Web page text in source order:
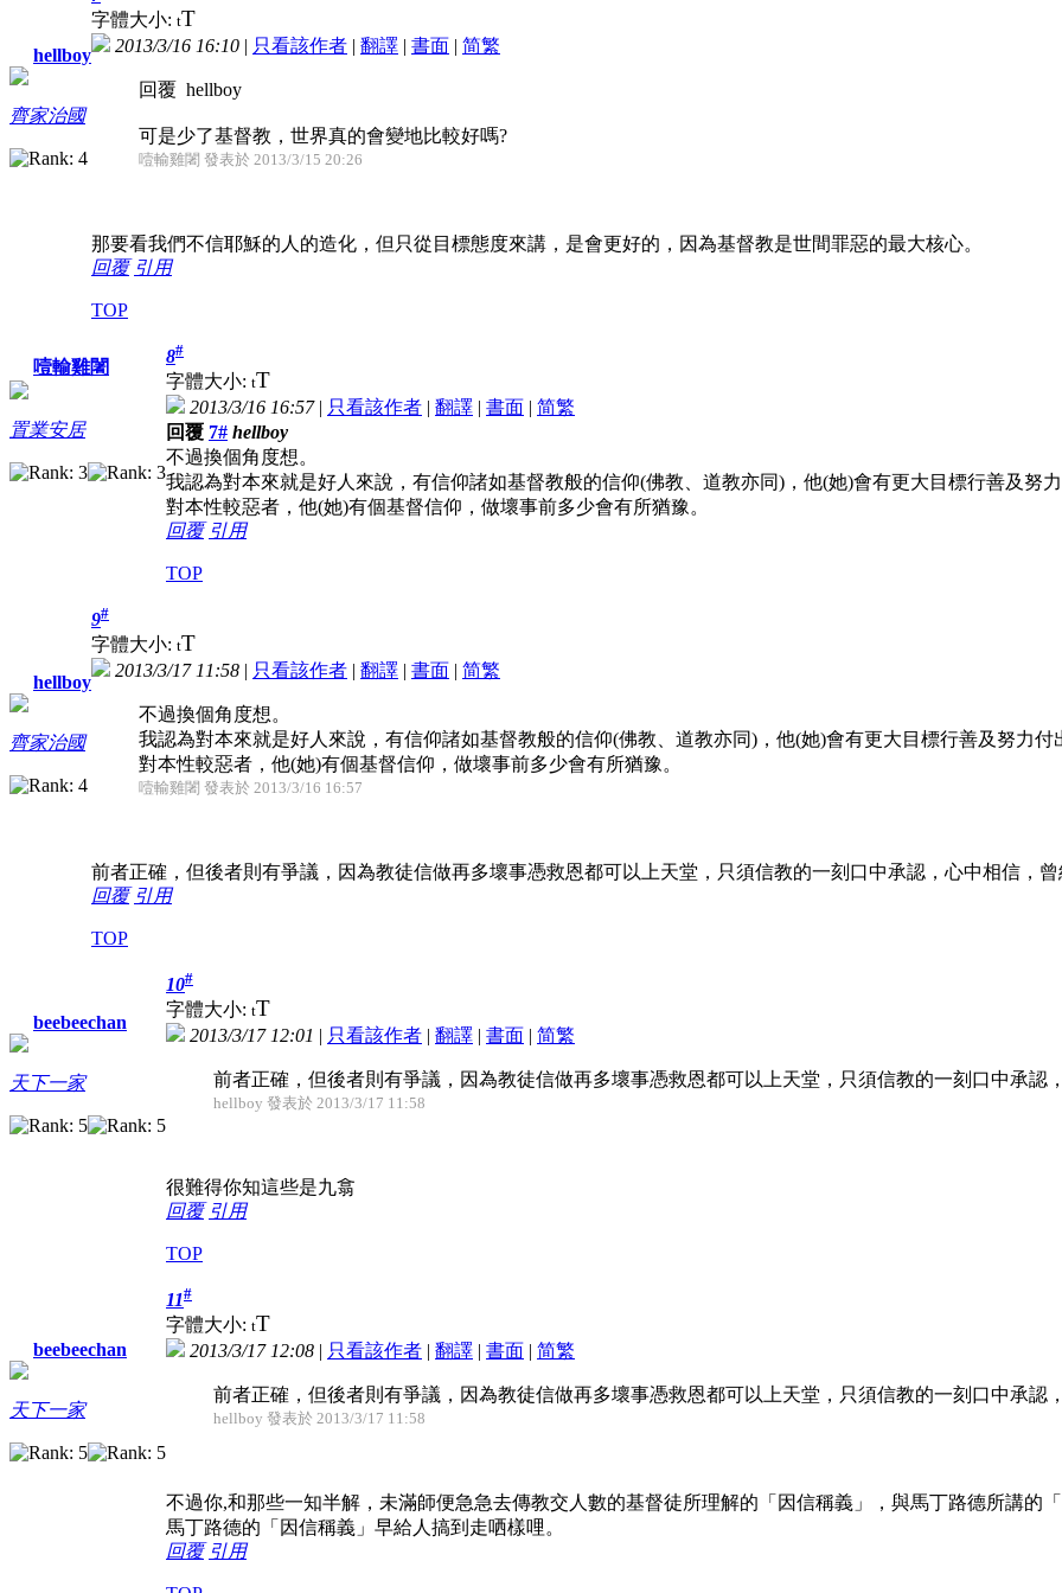
hellboy
齊家治國
字體大小: tT
2013/3/16 16:10 | 只看該作者 | 翻譯 | 書面 | 简繁
回覆 hellboy
可是少了基督教，世界真的會變地比較好嗎?
噎輸雞闍 發表於 2013/3/15 20:26
那要看我們不信耶穌的人的造化，但只從目標態度來講，是會更好的，因為基督教是世間罪惡的最大核心。
回覆 引用
TOP
噎輸雞闍
置業安居
8#
字體大小: tT
2013/3/16 16:57| 只看該作者 | 翻譯 | 書面 | 简繁
回覆 7# hellboy
不過換個角度想。
我認為對本來就是好人來說，有信仰諸如基督教般的信仰(佛教、道教亦同)，他(她)會有更大目標行善及努
對本性較惡者，他(她)有個基督信仰，做壞事前多少會有所猶豫。
回覆 引用
TOP
hellboy
齊家治國
9#
字體大小: tT
2013/3/17 11:58 | 只看該作者 | 翻譯 | 書面 | 简繁
不過換個角度想。
我認為對本來就是好人來說，有信仰諸如基督教般的信仰(佛教、道教亦同)，他(她)會有更大目標行善及努力付
對本性較惡者，他(她)有個基督信仰，做壞事前多少會有所猶豫。
噎輸雞闍 發表於 2013/3/16 16:57
前者正確，但後者則有爭議，因為教徒信做再多壞事憑救恩都可以上天堂，只須信教的一刻口中承認，心中相信，
回覆 引用
TOP
beebeechan
天下一家
10#
字體大小: tT
2013/3/17 12:01 | 只看該作者 | 翻譯 | 書面 | 简繁
前者正確，但後者則有爭議，因為教徒信做再多壞事憑救恩都可以上天堂，只須信教的一刻口中承認
hellboy 發表於 2013/3/17 11:58
很難得你知這些是九翕
回覆 引用
TOP
beebeechan
天下一家
11#
字體大小: tT
2013/3/17 12:08 | 只看該作者 | 翻譯 | 書面 | 简繁
前者正確，但後者則有爭議，因為教徒信做再多壞事憑救恩都可以上天堂，只須信教的一刻口中承認
hellboy 發表於 2013/3/17 11:58
不過你,和那些一知半解，未滿師便急急去傳教交人數的基督徒所理解的「因信稱義」，與馬丁路德所講的
馬丁路德的「因信稱義」早給人搞到走哂樣哩。
回覆 引用